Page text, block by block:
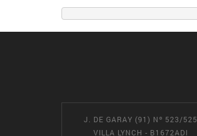
J. DE GARAY (91) Nº 523/525
VILLA LYNCH - B1672ADI